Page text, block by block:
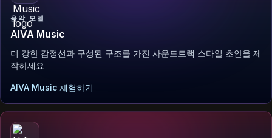
음악 모델
AIVA Music
더 강한 감정선과 구성된 구조를 가진 사운드트랙 스타일 초안을 제
작하세요
AIVA Music 체험하기